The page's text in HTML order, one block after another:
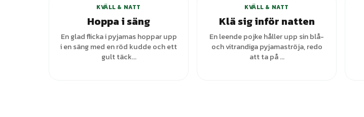
KVÄLL & NATT
Hoppa i säng
En glad flicka i pyjamas hoppar upp
i en säng med en röd kudde och ett
gult täck...
KVÄLL & NATT
Klä sig inför natten
En leende pojke håller upp sin blå-
och vitrandiga pyjamaströja, redo
att ta på ...